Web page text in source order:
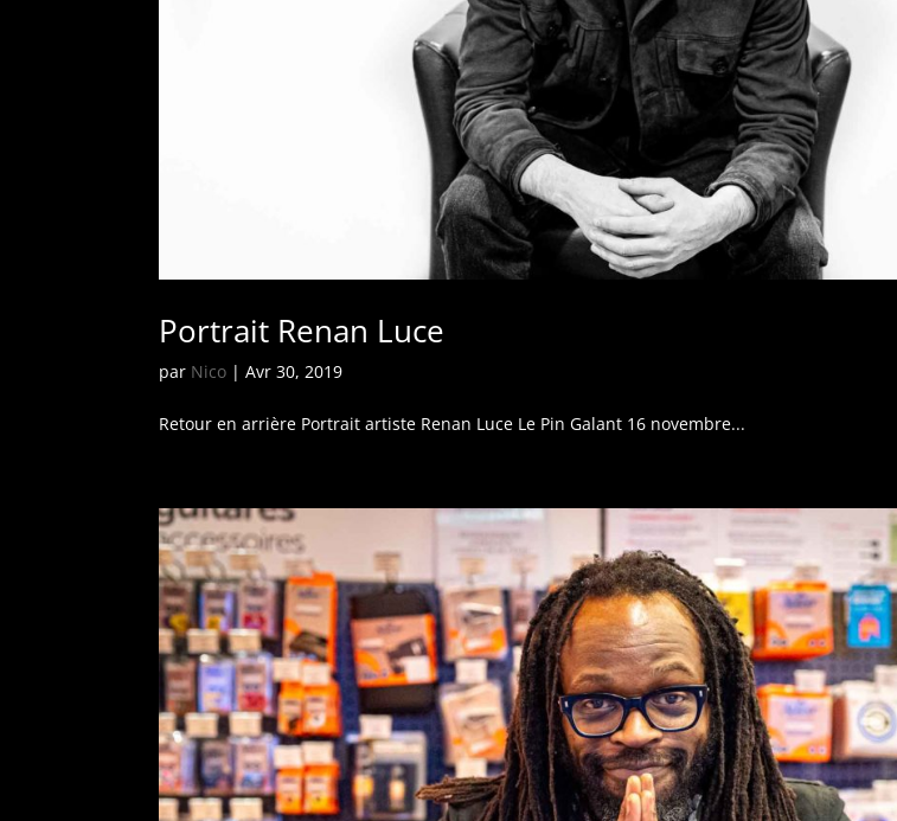
Portrait Renan Luce
par Nico |Avr 30, 2019
Retour en arrière Portrait artiste Renan Luce Le Pin Galant 16 novembre...